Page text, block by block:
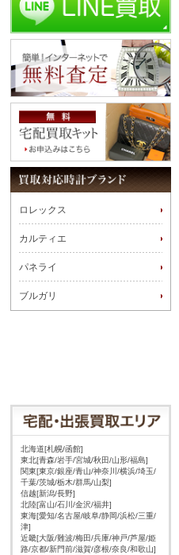
ロレックス
カルティエ
パネライ
ブルガリ
北海道[札幌/函館]
東北[青森/岩手/宮城/秋田/山形/福島]
関東[東京/銀座/青山/神奈川/横浜/埼玉/
千葉/茨城/栃木/群馬/山梨]
信越[新潟/長野]
北陸[富山/石川/金沢/福井]
東海[愛知/名古屋/岐阜/静岡/浜松/三重/
津]
近畿[大阪/難波/梅田/兵庫/神戸/芦屋/姫
路/京都/新門前/滋賀/彦根/奈良/和歌山]